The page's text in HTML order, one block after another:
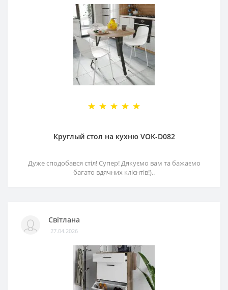
Круглый стол на кухню VOK-D082
Дуже сподобався стіл! Супер! Дякуємо вам та бажаємо
багато вдячних клієнтів!)..
Світлана
27.04.2026